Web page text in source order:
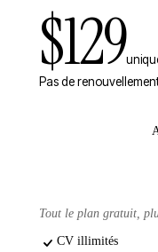
$129
Pas de
Tout le plan gratuit,
CV illimités